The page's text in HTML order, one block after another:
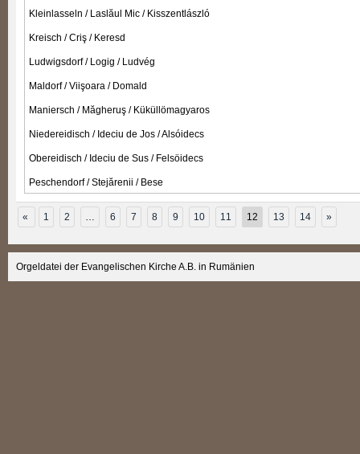
Kleinlasseln / Laslăul Mic / Kisszentlászló
Kreisch / Criş / Keresd
Ludwigsdorf / Logig / Ludvég
Maldorf / Viişoara / Domald
Maniersch / Măgheruş / Küküllömagyaros
Niedereidisch / Ideciu de Jos / Alsóidecs
Obereidisch / Ideciu de Sus / Felsöidecs
Peschendorf / Stejărenii / Bese
« 1 2 … 6 7 8 9 10 11 12 13 14 »
Orgeldatei der Evangelischen Kirche A.B. in Rumänien